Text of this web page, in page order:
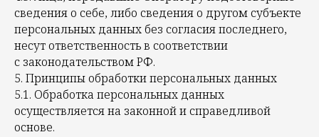
сведения о себе, либо сведения о другом субъекте
персональных данных без согласия последнего,
несут ответственность в соответствии
с законодательством РФ.
5. Принципы обработки персональных данных
5.1. Обработка персональных данных
осуществляется на законной и справедливой
основе.